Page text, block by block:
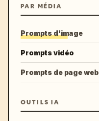
PAR MÉDIA
Prompts d'image
Prompts vidéo
Prompts de page web
OUTILS IA